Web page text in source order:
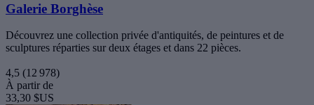
Galerie Borghèse
Découvrez une collection privée d'antiquités, de peintures et de
sculptures réparties sur deux étages et dans 22 pièces.
4,5 (12 978)
À partir de
33,30 $US